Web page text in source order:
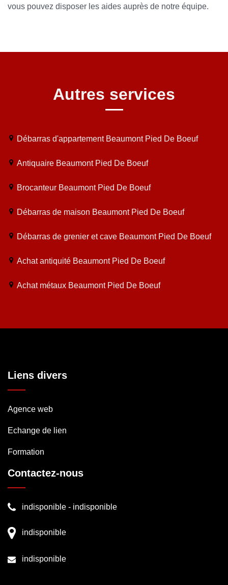
vous pouvez disposer les aides auprès de notre équipe.
Autres services
Débarras d'appartement Beaumont Pied De Boeuf
Antiquaire Beaumont Pied De Boeuf
Brocanteur Beaumont Pied De Boeuf
Débarras de maison Beaumont Pied De Boeuf
Débarras de grenier et cave Beaumont Pied De Boeuf
Achat antiquité Beaumont Pied De Boeuf
Achat métaux Beaumont Pied De Boeuf
Liens divers
Agence web
Echange de lien
Formation
Contactez-nous
indisponible - indisponible
indisponible
indisponible